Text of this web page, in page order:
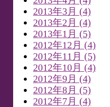
2013年3月 (4)
2013年2月 (4)
2013年1月 (5)
2012年12月 (4)
2012年11月 (5)
2012年10月 (4)
2012年9月 (4)
2012年8月 (5)
2012年7月 (4)